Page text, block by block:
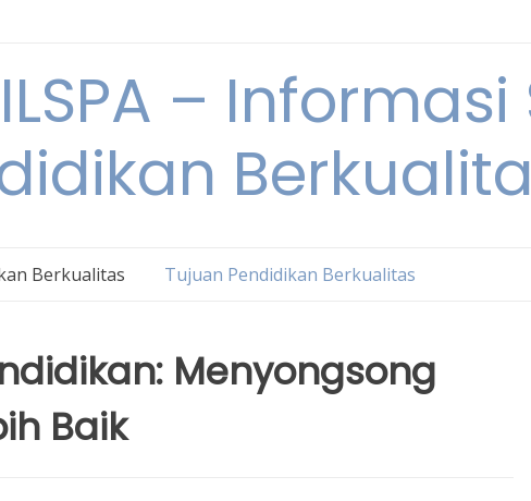
–
Berkualitas Tujuan Pendidikan Berkualitas
Menyongsong
Baik